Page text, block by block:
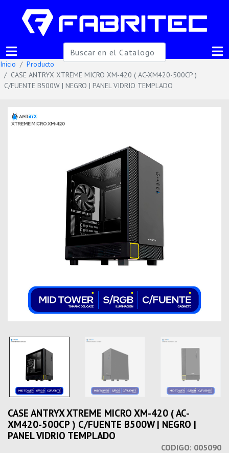
Inicio
Producto
CASE ANTRYX XTREME MICRO XM-420 ( AC-XM420-500CP )
C/FUENTE B500W | NEGRO | PANEL VIDRIO TEMPLADO
CASE ANTRYX XTREME MICRO XM-420 ( AC-
XM420-500CP ) C/FUENTE B500W | NEGRO |
PANEL VIDRIO TEMPLADO
CODIGO: 005090